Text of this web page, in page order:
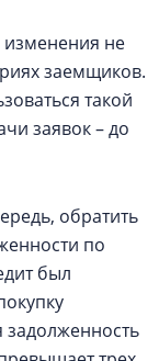
изменения не
заемщиков.
такой
заявок – до
обратить
по
был
задолженность